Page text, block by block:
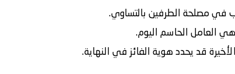
في مصلحة الطرفين بالتساوي.
هي العامل الحاسم اليوم.
قد يحدد هوية الفائز في النهاية.